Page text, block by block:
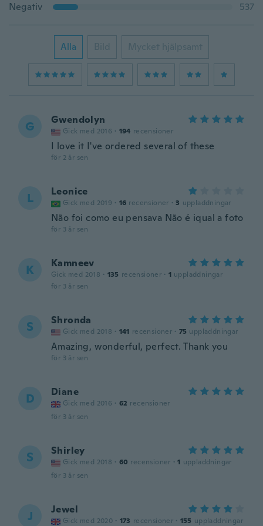
Negativ
537
Alla Bild Mycket hjälpsamt
G Gwendolyn
Gick med 2016 · 194 recensioner
I love it I've ordered several of these
för 2 år sen
L Leonice
Gick med 2019 · 16 recensioner · 3 uppladdningar
Não foi como eu pensava Não é iqual a foto
för 3 år sen
K Kamneev
Gick med 2018 · 135 recensioner · 1 uppladdningar
för 3 år sen
S Shronda
Gick med 2018 · 141 recensioner · 75 uppladdningar
Amazing, wonderful, perfect. Thank you
för 3 år sen
D Diane
Gick med 2016 · 62 recensioner
för 3 år sen
S Shirley
Gick med 2018 · 60 recensioner · 1 uppladdningar
för 3 år sen
J Jewel
Gick med 2020 · 173 recensioner · 155 uppladdningar